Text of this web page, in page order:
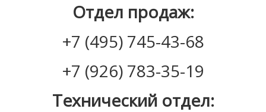
Отдел продаж:
+7 (495) 745-43-68
+7 (926) 783-35-19
Технический отдел: